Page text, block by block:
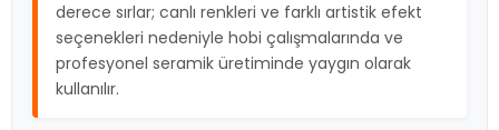
derece sırlar; canlı renkleri ve farklı artistik efekt
seçenekleri nedeniyle hobi çalışmalarında ve
profesyonel seramik üretiminde yaygın olarak
kullanılır.